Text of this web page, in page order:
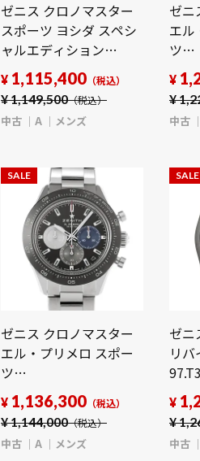
ゼニス クロノマスター
スポーツ ヨシダ スペシ
ャルエディション
03.3107.3600/56.M3100
グリーンラッカー メン
ズ 時計 【中古】
【wristwatch】
¥1,149,500（税込）
¥ 1,115,400 （税込）
中古 A メンズ
ゼニ
エル
ツ
ブラ
ズ
【
¥
¥
中古
SALE
ゼニス クロノマスター
エル・プリメロ スポー
ツ
03.3100.3600/21.M3100
ブラックラッカー メン
ズ 時計 【中古】
【wristwatch】
¥1,144,000（税込）
¥ 1,136,300 （税込）
中古 A メンズ
SALE
ゼニ
リ
カ
ク
【
¥
¥
中古